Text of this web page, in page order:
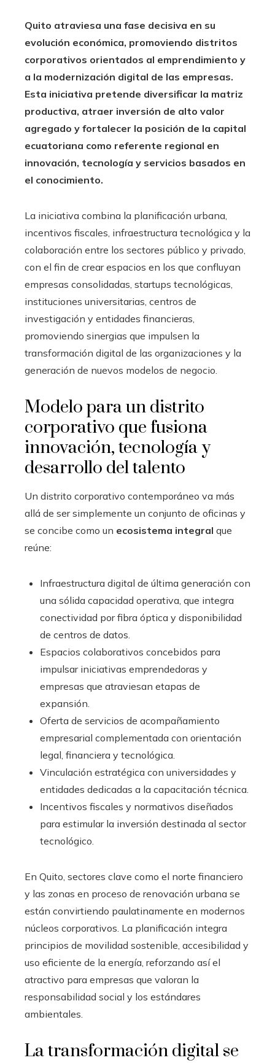
Quito atraviesa una fase decisiva en su
evolución económica, promoviendo distritos
corporativos orientados al emprendimiento y
a la modernización digital de las empresas.
Esta iniciativa pretende diversificar la matriz
productiva, atraer inversión de alto valor
agregado y fortalecer la posición de la capital
ecuatoriana como referente regional en
innovación, tecnología y servicios basados en
el conocimiento.
La iniciativa combina la planificación urbana,
incentivos fiscales, infraestructura tecnológica y la
colaboración entre los sectores público y privado,
con el fin de crear espacios en los que confluyan
empresas consolidadas, startups tecnológicas,
instituciones universitarias, centros de
investigación y entidades financieras,
promoviendo sinergias que impulsen la
transformación digital de las organizaciones y la
generación de nuevos modelos de negocio.
Modelo para un distrito
corporativo que fusiona
innovación, tecnología y
desarrollo del talento
Un distrito corporativo contemporáneo va más
allá de ser simplemente un conjunto de oficinas y
se concibe como un ecosistema integral que
reúne:
Infraestructura digital de última generación con
una sólida capacidad operativa, que integra
conectividad por fibra óptica y disponibilidad
de centros de datos.
Espacios colaborativos concebidos para
impulsar iniciativas emprendedoras y
empresas que atraviesan etapas de
expansión.
Oferta de servicios de acompañamiento
empresarial complementada con orientación
legal, financiera y tecnológica.
Vinculación estratégica con universidades y
entidades dedicadas a la capacitación técnica.
Incentivos fiscales y normativos diseñados
para estimular la inversión destinada al sector
tecnológico.
En Quito, sectores clave como el norte financiero
y las zonas en proceso de renovación urbana se
están convirtiendo paulatinamente en modernos
núcleos corporativos. La planificación integra
principios de movilidad sostenible, accesibilidad y
uso eficiente de la energía, reforzando así el
atractivo para empresas que valoran la
responsabilidad social y los estándares
ambientales.
La transformación digital se